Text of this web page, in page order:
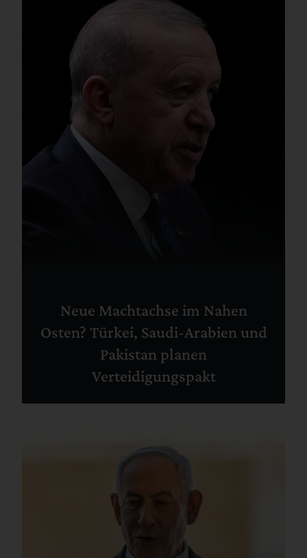
Neue Machtachse im Nahen
Osten? Türkei, Saudi-Arabien und
Pakistan planen
Verteidigungspakt